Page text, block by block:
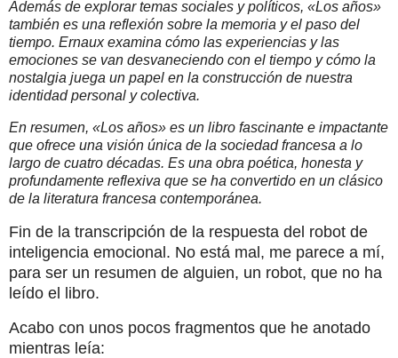
Además de explorar temas sociales y políticos, «Los años»
también es una reflexión sobre la memoria y el paso del
tiempo. Ernaux examina cómo las experiencias y las
emociones se van desvaneciendo con el tiempo y cómo la
nostalgia juega un papel en la construcción de nuestra
identidad personal y colectiva.
En resumen, «Los años» es un libro fascinante e impactante
que ofrece una visión única de la sociedad francesa a lo
largo de cuatro décadas. Es una obra poética, honesta y
profundamente reflexiva que se ha convertido en un clásico
de la literatura francesa contemporánea.
Fin de la transcripción de la respuesta del robot de
inteligencia emocional. No está mal, me parece a mí,
para ser un resumen de alguien, un robot, que no ha
leído el libro.
Acabo con unos pocos fragmentos que he anotado
mientras leía: